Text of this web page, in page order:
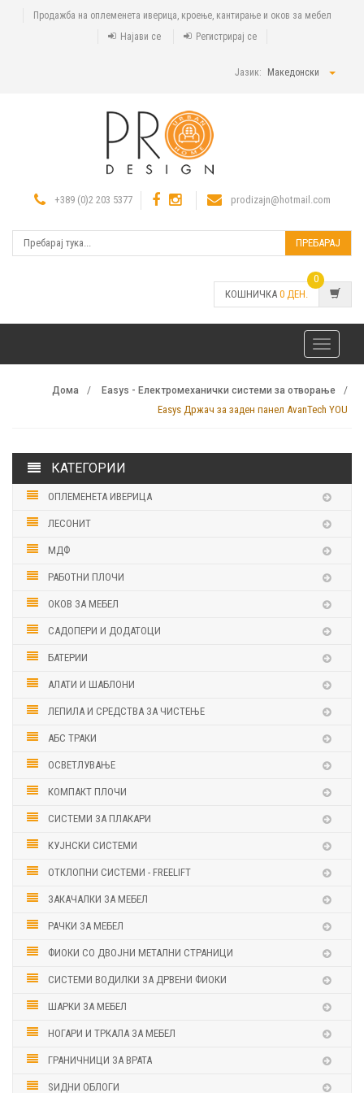
Продажба на оплеменета иверица, кроење, кантирање и оков за мебел
Најави се
Регистрирај се
Јазик: Македонски
+389 (0)2 203 5377 prodizajn@hotmail.com
ПРЕБАРАЈ
КОШНИЧКА 0 ДЕН.
0
Toggle
navigation
Дома Easys - Електромеханички системи за отворање
Easys Држач за заден панел AvanTech YOU
КАТЕГОРИИ
ОПЛЕМЕНЕТА ИВЕРИЦА
ЛЕСОНИТ
МДФ
РАБОТНИ ПЛОЧИ
ОКОВ ЗА МЕБЕЛ
САДОПЕРИ И ДОДАТОЦИ
БАТЕРИИ
АЛАТИ И ШАБЛОНИ
ЛЕПИЛА И СРЕДСТВА ЗА ЧИСТЕЊЕ
АБС ТРАКИ
ОСВЕТЛУВАЊЕ
КОМПАКТ ПЛОЧИ
СИСТЕМИ ЗА ПЛАКАРИ
КУЈНСКИ СИСТЕМИ
ОТКЛОПНИ СИСТЕМИ - FREELIFT
ЗАКАЧАЛКИ ЗА МЕБЕЛ
РАЧКИ ЗА МЕБЕЛ
ФИОКИ СО ДВОЈНИ МЕТАЛНИ СТРАНИЦИ
СИСТЕМИ ВОДИЛКИ ЗА ДРВЕНИ ФИОКИ
ШАРКИ ЗА МЕБЕЛ
НОГАРИ И ТРКАЛА ЗА МЕБЕЛ
ГРАНИЧНИЦИ ЗА ВРАТА
ЅИДНИ ОБЛОГИ